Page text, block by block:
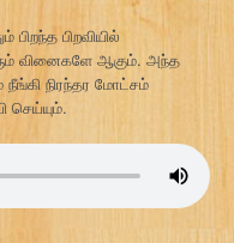
பிறவியில்
வினைகளே ஆகும். அந்த
நிரந்தர மோட்சம்
செய்யும்.